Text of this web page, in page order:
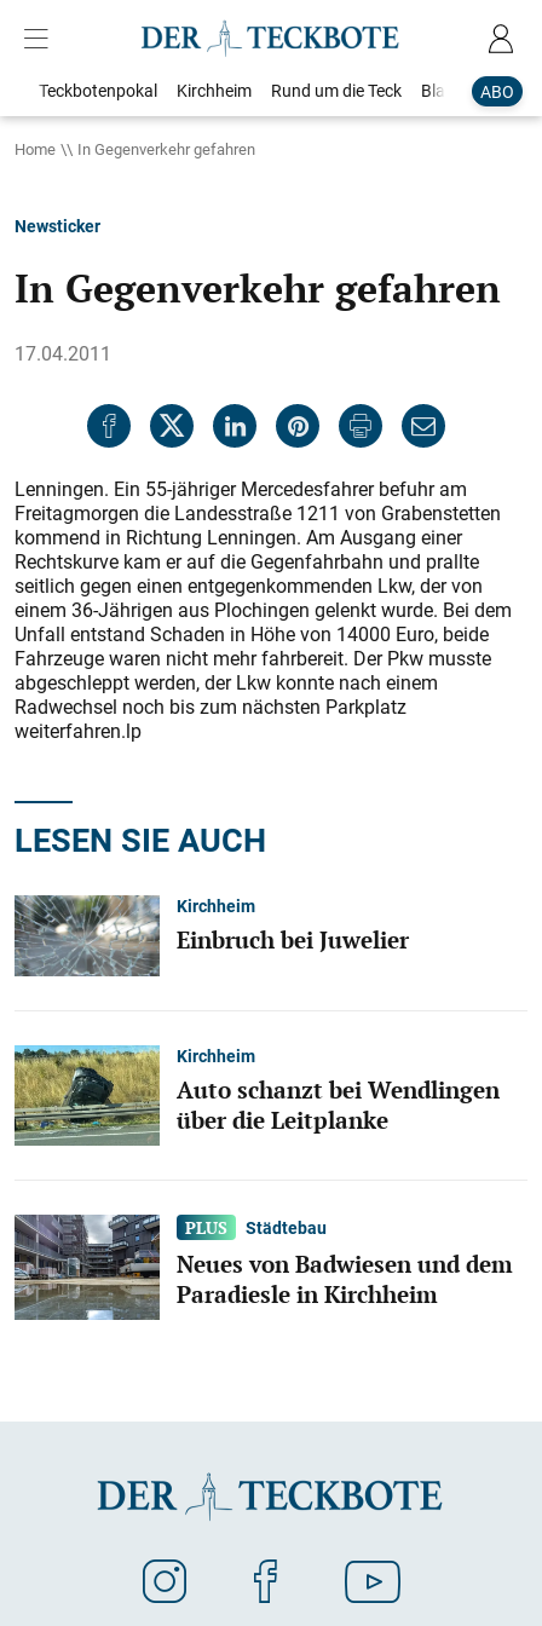
ABO
Teckbotenpokal Kirchheim Rund um die Teck Blaulicht
Home In Gegenverkehr gefahren
Newsticker
In Gegenverkehr gefahren
17.04.2011
Lenningen. Ein 55-jähriger Mercedesfahrer befuhr am
Freitagmorgen die Landesstraße 1211 von Grabenstetten
kommend in Richtung Lenningen. Am Ausgang einer
Rechtskurve kam er auf die Gegenfahrbahn und prallte
seitlich gegen einen entgegenkommenden Lkw, der von
einem 36-Jährigen aus Plochingen gelenkt wurde. Bei dem
Unfall entstand Schaden in Höhe von 14000 Euro, beide
Fahrzeuge waren nicht mehr fahrbereit. Der Pkw musste
abgeschleppt werden, der Lkw konnte nach einem
Radwechsel noch bis zum nächsten Parkplatz
weiterfahren.lp
LESEN SIE AUCH
Kirchheim
Einbruch bei Juwelier
Kirchheim
Auto schanzt bei Wendlingen
über die Leitplanke
Städtebau
Neues von Badwiesen und dem
Paradiesle in Kirchheim